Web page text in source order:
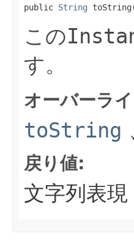
public String
この
す。
オーバーラ
toString
戻り値:
文字列表現